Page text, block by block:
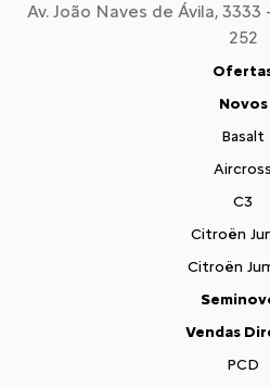
Av. João Naves de Ávila,
252
Novos
Basalt
Aircross
C3
Citroën
Citroën
Vendas
PCD